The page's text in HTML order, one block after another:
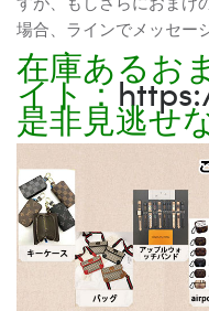
場合、ラインでメッセー
在庫あるお
イト：
是非見逃せ